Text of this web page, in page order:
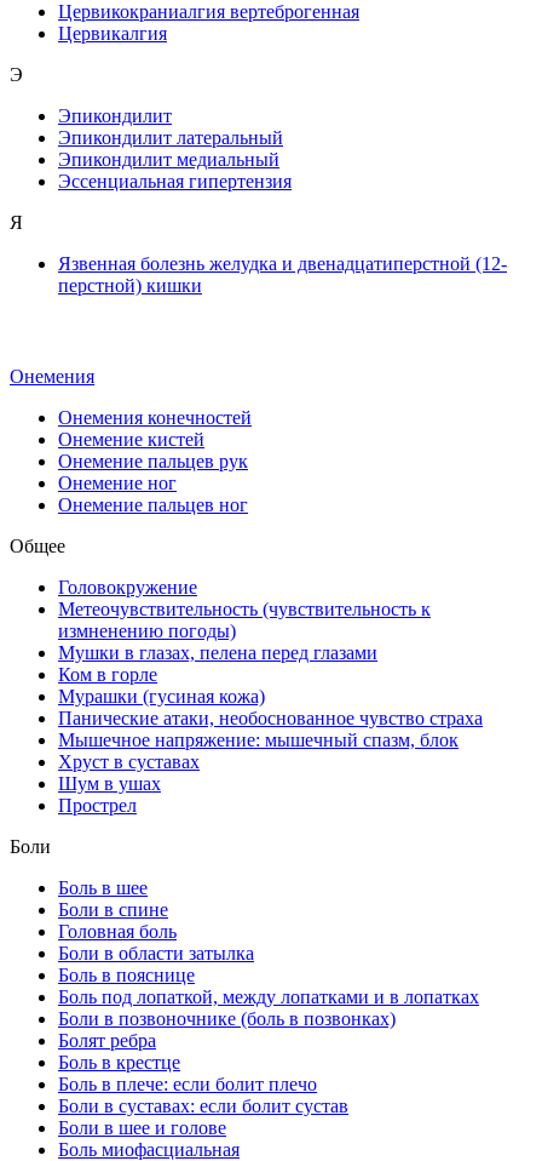
Цервикокраниалгия вертеброгенная
Цервикалгия
Э
Эпикондилит
Эпикондилит латеральный
Эпикондилит медиальный
Эссенциальная гипертензия
Я
Язвенная болезнь желудка и двенадцатиперстной (12-
перстной) кишки
Онемения
Онемения конечностей
Онемение кистей
Онемение пальцев рук
Онемение ног
Онемение пальцев ног
Общее
Головокружение
Метеочувствительность (чувствительность к
измненению погоды)
Мушки в глазах, пелена перед глазами
Ком в горле
Мурашки (гусиная кожа)
Панические атаки, необоснованное чувство страха
Мышечное напряжение: мышечный спазм, блок
Хруст в суставах
Шум в ушах
Прострел
Боли
Боль в шее
Боли в спине
Головная боль
Боли в области затылка
Боль в пояснице
Боль под лопаткой, между лопатками и в лопатках
Боли в позвоночнике (боль в позвонках)
Болят ребра
Боль в крестце
Боль в плече: если болит плечо
Боли в суставах: если болит сустав
Боли в шее и голове
Боль миофасциальная